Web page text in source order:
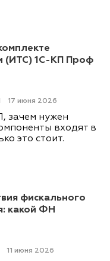
(ИТС) 1С-КП Проф
17 июня 2026
зачем нужен
входят в
это стоит.
фискального
какой ФН
11 июня 2026